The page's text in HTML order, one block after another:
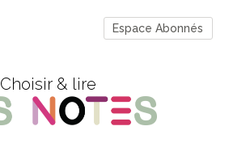
Espace Abonnés
Choisir & lire